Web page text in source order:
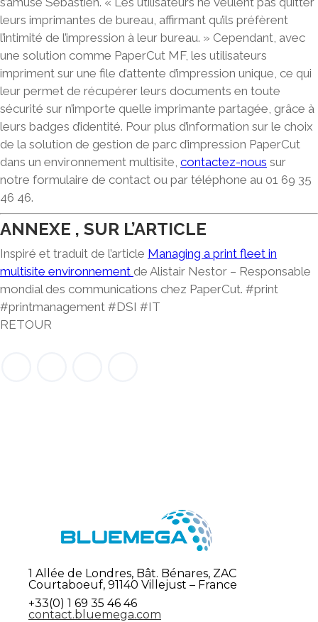
leurs imprimantes de bureau, affirmant qu’ils préfèrent
l’intimité de l’impression à leur bureau. » Cependant, avec
une solution comme PaperCut MF, les utilisateurs
impriment sur une file d’attente d’impression unique, ce qui
leur permet de récupérer leurs documents en toute
sécurité sur n’importe quelle imprimante partagée, grâce à
leurs badges d’identité. Pour plus d’information sur le choix
de la solution de gestion de parc d’impression PaperCut
dans un environnement multisite, contactez-nous sur
notre formulaire de contact ou par téléphone au 01 69 35
46 46.
ANNEXE , SUR L’ARTICLE
Inspiré et traduit de l’article Managing a print fleet in
multisite environnement de Alistair Nestor – Responsable
mondial des communications chez PaperCut. #print
#printmanagement #DSI #IT
RETOUR
1 Allée de Londres, Bât. Bénares, ZAC
Courtaboeuf, 91140 Villejust – France
+33(0) 1 69 35 46 46
contact.bluemega.com